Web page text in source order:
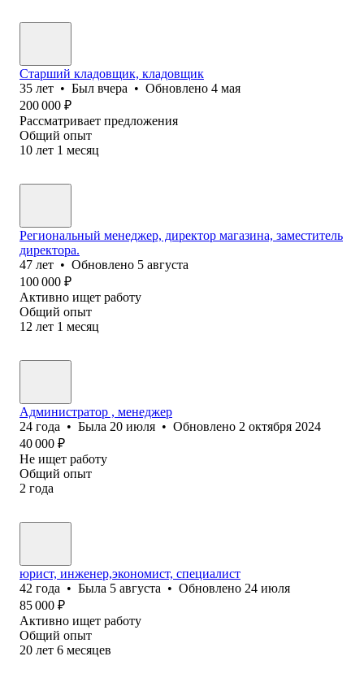
Старший кладовщик, кладовщик
35 лет • Был вчера • Обновлено 4 мая
200 000 ₽
Рассматривает предложения
Общий опыт
10 лет 1 месяц
Региональный менеджер, директор магазина, заместитель
директора.
47 лет • Обновлено 5 августа
100 000 ₽
Активно ищет работу
Общий опыт
12 лет 1 месяц
Администратор , менеджер
24 года • Была 20 июля • Обновлено 2 октября 2024
40 000 ₽
Не ищет работу
Общий опыт
2 года
юрист, инженер,экономист, специалист
42 года • Была 5 августа • Обновлено 24 июля
85 000 ₽
Активно ищет работу
Общий опыт
20 лет 6 месяцев